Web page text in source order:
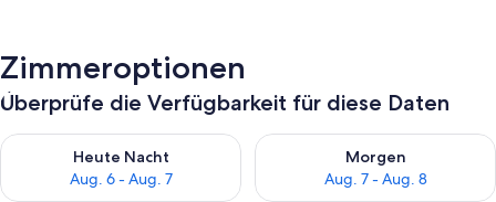
Zimmeroptionen
Überprüfe die Verfügbarkeit für diese Daten
Heute Nacht
Aug. 6 - Aug. 7
Überprüfe die Verfügbarkeit für heute Nacht, Aug. 6 - Aug. 7.
Morgen
Aug. 7 - Aug. 8
Überprüfe die Verfügbarkeit